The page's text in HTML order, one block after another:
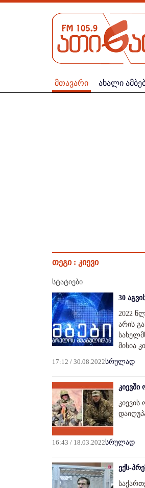
მთავარი ახალი
თეგი : კიევი
სტატიები
30
2022
არის
მისია
17:12 / 30.08.2022სრულად
16:43 / 18.03.2022სრულად
ექს-